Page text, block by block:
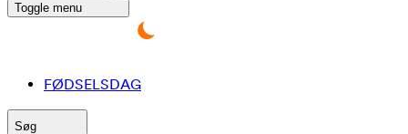
Toggle menu
FØDSELSDAG
Søg